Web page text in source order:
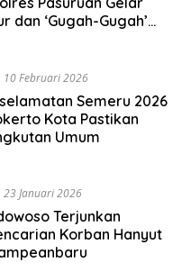
dan ‘Gugah-Gugah’
10 Februari 2026
Semeru 2026
Kota Pastikan
Umum
23 Januari 2026
Terjunkan
Korban Hanyut